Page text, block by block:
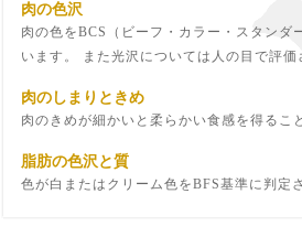
肉の色沢
肉の色をBCS（ビーフ・カラー・スタン
います。 また光沢については人の目で評価
肉のしまりときめ
肉のきめが細かいと柔らかい食感を得るこ
脂肪の色沢と質
色が白またはクリーム色をBFS基準に判定